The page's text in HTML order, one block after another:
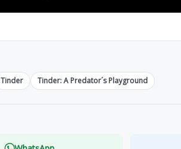
Tinder Tinder: A Predator´s Playground